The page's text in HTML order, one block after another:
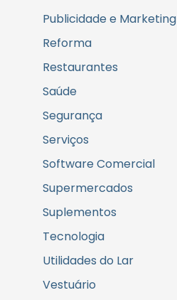
Publicidade e Marketing
Reforma
Restaurantes
Saúde
Segurança
Serviços
Software Comercial
Supermercados
Suplementos
Tecnologia
Utilidades do Lar
Vestuário